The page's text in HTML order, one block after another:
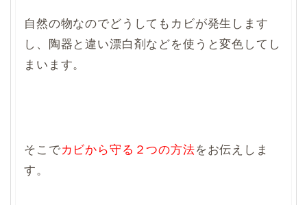
自然の物なのでどうしてもカビが発生します
し、陶器と違い漂白剤などを使うと変色してし
まいます。
そこでカビから守る２つの方法をお伝えしま
す。